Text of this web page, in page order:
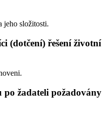
jeho složitosti.
(dotčení) řešení životní
po žadateli požadovány